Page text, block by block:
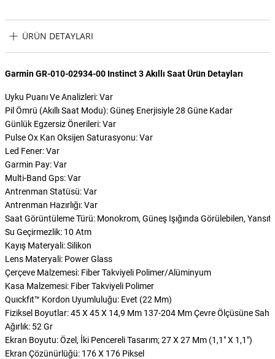
ÜRÜN DETAYLARI
Garmin GR-010-02934-00 Instinct 3 Akıllı Saat Ürün Detayları
Uyku Puanı Ve Analizleri: Var
Pil Ömrü (Akıllı Saat Modu): Güneş Enerjisiyle 28 Güne Kadar
Günlük Egzersiz Önerileri: Var
Pulse Ox Kan Oksijen Saturasyonu: Var
Led Fener: Var
Garmin Pay: Var
Multi-Band Gps: Var
Antrenman Statüsü: Var
Antrenman Hazırlığı: Var
Saat Görüntüleme Türü: Monokrom, Güneş Işığında Görülebilen,
Su Geçirmezlik: 10 Atm
Kayış Materyali: Silikon
Lens Materyali: Power Glass
Çerçeve Malzemesi: Fiber Takviyeli Polimer/Alüminyum
Kasa Malzemesi: Fiber Takviyeli Polimer
Quıckfıt™ Kordon Uyumluluğu: Evet (22 Mm)
Fiziksel Boyutlar: 45 X 45 X 14,9 Mm 137-204 Mm Çevre Ölçüsüne
Ağırlık: 52 Gr
Ekran Boyutu: Özel, İki Pencereli Tasarım; 27 X 27 Mm (1,1″ X 1,1″)
Ekran Çözünürlüğü: 176 X 176 Piksel